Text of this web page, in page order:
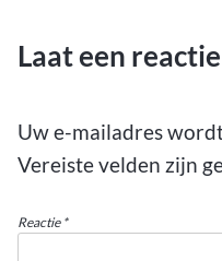
Laat een
Uw e-mailadres
Vereiste velden zijn
Reactie *